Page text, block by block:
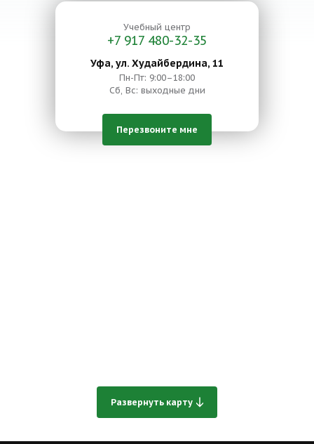
Учебный центр
+7 917 480-32-35
Уфа, ул. Худайбердина, 11
Пн-Пт: 9:00–18:00
Сб, Вс: выходные дни
Перезвоните мне
Развернуть карту